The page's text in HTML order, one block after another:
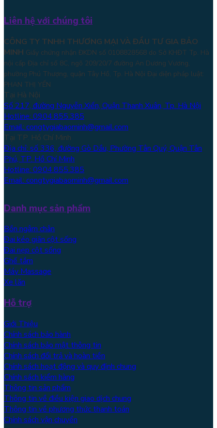
Liên hệ với chúng tôi
CÔNG TY TNHH THƯƠNG MẠI VÀ ĐẦU TƯ GIA BẢO
MINH Giấy chứng nhận ĐKDN số 0108828568 do Sở KHĐT Tp. Hà
nội cấp Địa chỉ số 8C, ngõ 209/20/7 đường An Dương Vương,
phường Phú Thượng, quận Tây Hồ, Tp. Hà Nội Đại diện pháp luật:
PHAN THỊ YẾN
Tại Hà Nội
Số 217, đường Nguyễn Xiển, Quận Thanh Xuân, Tp. Hà Nội
Hotline: 0904.855.385
Email: congtygiabaominh@gmail.com
Tại TP. Hồ Chí Minh
Địa chỉ: số 336, đường Gò Dầu, Phường Tân Quý, Quận Tân
Phú, TP. Hồ Chí Minh
Hotline: 0904.855.385
Email: congtygiabaominh@gmail.com
Danh mục sản phẩm
Bồn ngâm chân
Đai kéo giãn cột sống
Đai nẹp cột sống
Ghế tắm
Máy Massage
Xe lăn
Hỗ trợ
Giới Thiệu
Chính sách bảo hành
Chính sách bảo mật thông tin
Chính sách đổi trả và hoàn tiền
Chính sách hoạt động và quy định chung
Chính sách kiểm hàng
Thông tin sản phẩm
Thông tin về điều kiện giao dịch chung
Thông tin về phương thức thanh toán
Chính sách vận chuyển